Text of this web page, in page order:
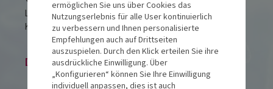
LINK Gründerzentrum Landshut
Kiem-Pauli-Straße 8,84036Landshut
Die Veranstaltung ist beendet.
ermöglichen Sie uns über Cookies das
Nutzungserlebnis für alle User kontinuierlich
zu verbessern und Ihnen personalisierte
Empfehlungen auch auf Drittseiten
auszuspielen. Durch den Klick erteilen Sie ihre
ausdrückliche Einwilligung. Über
„Konfigurieren“ können Sie Ihre Einwilligung
individuell anpassen, dies ist auch